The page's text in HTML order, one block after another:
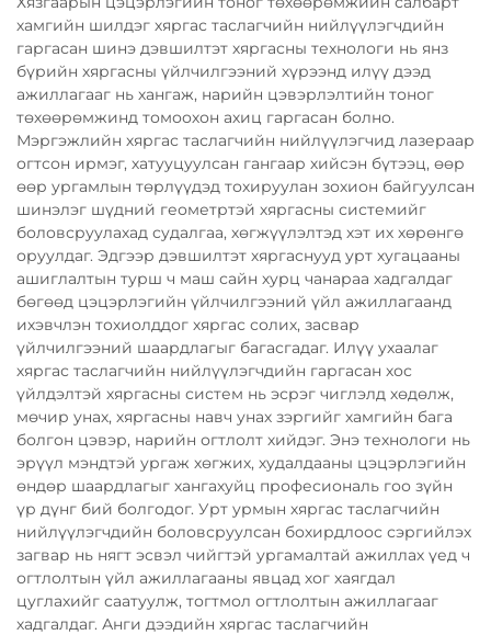
хамгийн шилдэг хяргас таслагчийн нийлүүлэгчдийн
гаргасан шинэ дэвшилтэт хяргасны технологи нь янз
бүрийн хяргасны үйлчилгээний хүрээнд илүү дээд
ажиллагааг нь хангаж, нарийн цэвэрлэлтийн тоног
төхөөрөмжинд томоохон ахиц гаргасан болно.
Мэргэжлийн хяргас таслагчийн нийлүүлэгчид лазераар
огтсон ирмэг, хатууцуулсан гангаар хийсэн бүтээц, өөр
өөр ургамлын төрлүүдэд тохируулан зохион байгуулсан
шинэлэг шүдний геометртэй хяргасны системийг
боловсруулахад судалгаа, хөгжүүлэлтэд хэт их хөрөнгө
оруулдаг. Эдгээр дэвшилтэт хяргаснууд урт хугацааны
ашиглалтын турш ч маш сайн хурц чанараа хадгалдаг
бөгөөд цэцэрлэгийн үйлчилгээний үйл ажиллагаанд
ихэвчлэн тохиолддог хяргас солих, засвар
үйлчилгээний шаардлагыг багасгадаг. Илүү ухаалаг
хяргас таслагчийн нийлүүлэгчдийн гаргасан хос
үйлдэлтэй хяргасны систем нь эсрэг чиглэлд хөдөлж,
мөчир унах, хяргасны навч унах зэргийг хамгийн бага
болгон цэвэр, нарийн огтлолт хийдэг. Энэ технологи нь
эрүүл мэндтэй ургаж хөгжих, худалдааны цэцэрлэгийн
өндөр шаардлагыг хангахуйц професиональ гоо зүйн
үр дүнг бий болгодог. Урт урмын хяргас таслагчийн
нийлүүлэгчдийн боловсруулсан бохирдлоос сэргийлэх
загвар нь нягт эсвэл чийгтэй ургамалтай ажиллах үед ч
огтлолтын үйл ажиллагааны явцад хог хаягдал
цуглахийг саатуулж, тогтмол огтлолтын ажиллагааг
хадгалдаг. Анги дээдийн хяргас таслагчийн